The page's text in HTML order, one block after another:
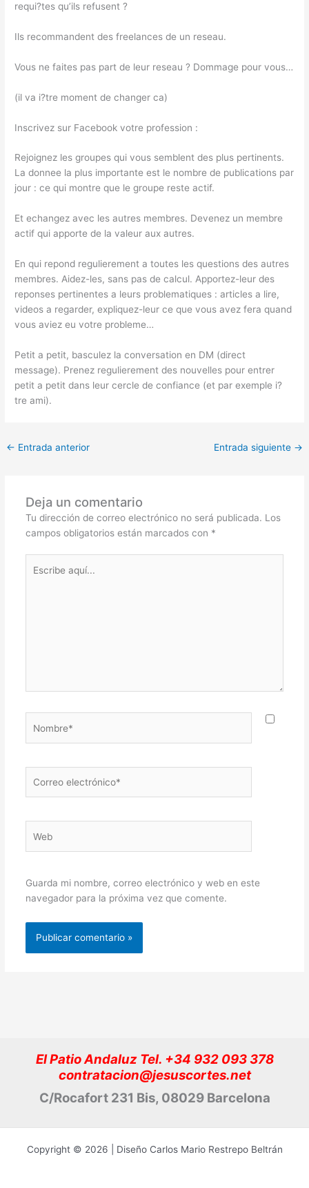
requi?tes qu’ils refusent ?
Ils recommandent des freelances de un reseau.
Vous ne faites pas part de leur reseau ? Dommage pour vous…
(il va i?tre moment de changer ca)
Inscrivez sur Facebook votre profession :
Rejoignez les groupes qui vous semblent des plus pertinents.
La donnee la plus importante est le nombre de publications par
jour : ce qui montre que le groupe reste actif.
Et echangez avec les autres membres. Devenez un membre
actif qui apporte de la valeur aux autres.
En qui repond regulierement a toutes les questions des autres
membres. Aidez-les, sans pas de calcul. Apportez-leur des
reponses pertinentes a leurs problematiques : articles a lire,
videos a regarder, expliquez-leur ce que vous avez fera quand
vous aviez eu votre probleme…
Petit a petit, basculez la conversation en DM (direct
message). Prenez regulierement des nouvelles pour entrer
petit a petit dans leur cercle de confiance (et par exemple i?
tre ami).
← Entrada anterior Entrada siguiente →
Deja un comentario
Tu dirección de correo electrónico no será publicada. Los
campos obligatorios están marcados con *
aquí...
electrónico*
Guarda mi nombre, correo electrónico y web en este
navegador para la próxima vez que comente.
El Patio Andaluz Tel. +34 932 093 378
contratacion@jesuscortes.net
C/Rocafort 231 Bis, 08029 Barcelona
Copyright © 2026 | Diseño Carlos Mario Restrepo Beltrán